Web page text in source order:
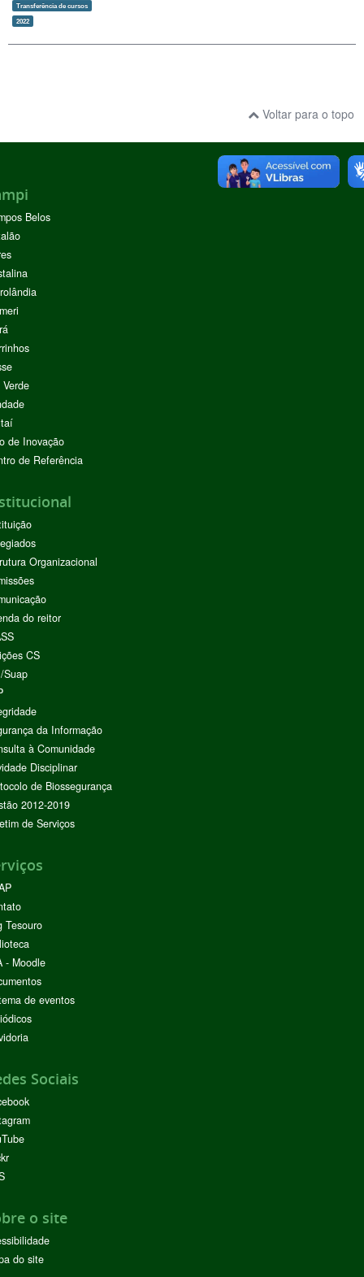
Transferência de cursos
2022
Voltar para o topo
Belos
de Inovação
de Referência
Organizacional
do reitor
CS
Suap
da Informação
à Comunidade
Disciplinar
de Biossegurança
2012-2019
de Serviços
Tesouro
- Moodle
de eventos
Sociais
o site
do site